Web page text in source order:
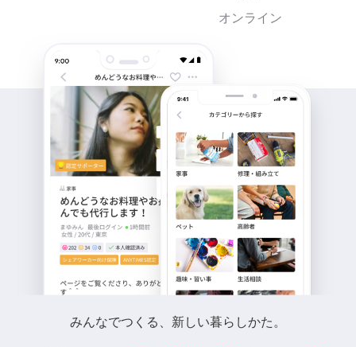
オンライン
みんなでつくる、新しい暮らしかた。